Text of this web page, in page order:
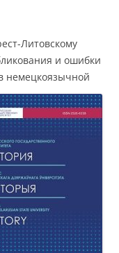
Литовскому
и ошибки
немецкоязычной